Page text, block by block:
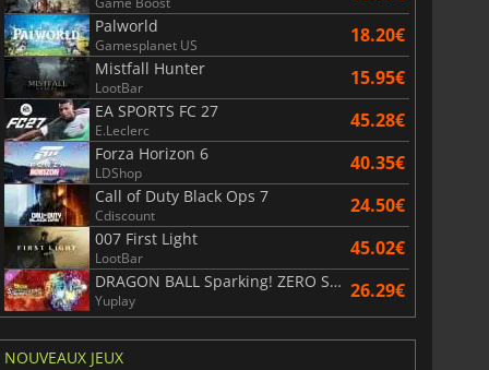
Palworld
Gamesplanet US 18.20€
Mistfall Hunter
LootBar 15.95€
EA SPORTS FC 27
E.Leclerc 45.28€
Forza Horizon 6
LDShop 40.35€
Call of Duty Black Ops 7
Cdiscount 24.50€
007 First Light
LootBar 45.02€
DRAGON BALL Sparking! ZERO Super Limit Breaking NEO
Yuplay 26.29€
NOUVEAUX JEUX